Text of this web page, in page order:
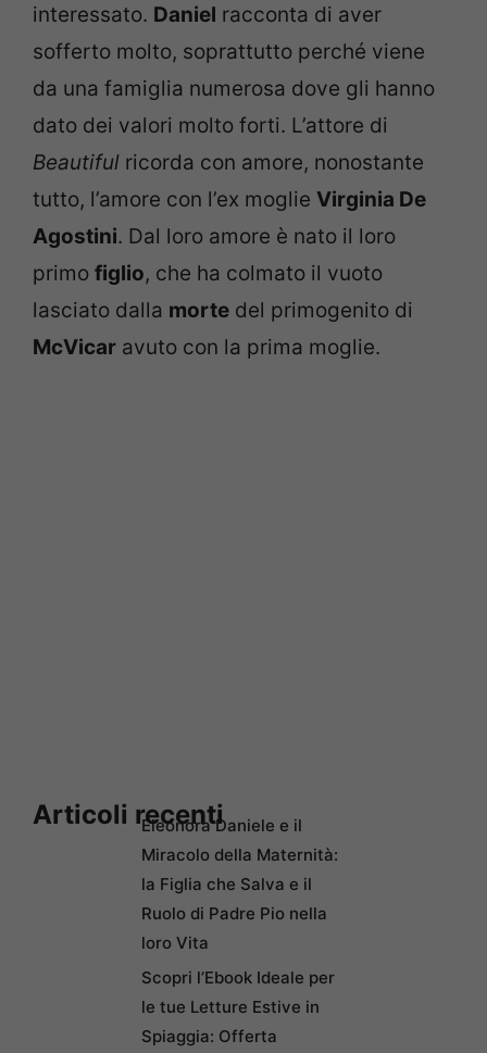
interessato. Daniel racconta di aver
sofferto molto, soprattutto perché viene
da una famiglia numerosa dove gli hanno
dato dei valori molto forti. L’attore di
Beautiful ricorda con amore, nonostante
tutto, l’amore con l’ex moglie Virginia De
Agostini. Dal loro amore è nato il loro
primo figlio, che ha colmato il vuoto
lasciato dalla morte del primogenito di
McVicar avuto con la prima moglie.
Articoli recentiEleonora Daniele e il
Miracolo della Maternità:
la Figlia che Salva e il
Ruolo di Padre Pio nella
loro Vita
Scopri l’Ebook Ideale per
le tue Letture Estive in
Spiaggia: Offerta